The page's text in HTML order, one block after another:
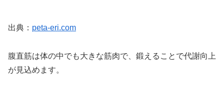
出典： peta-eri.com
腹直筋は体の中でも大きな筋肉で、鍛えることで代謝向上
が見込めます。